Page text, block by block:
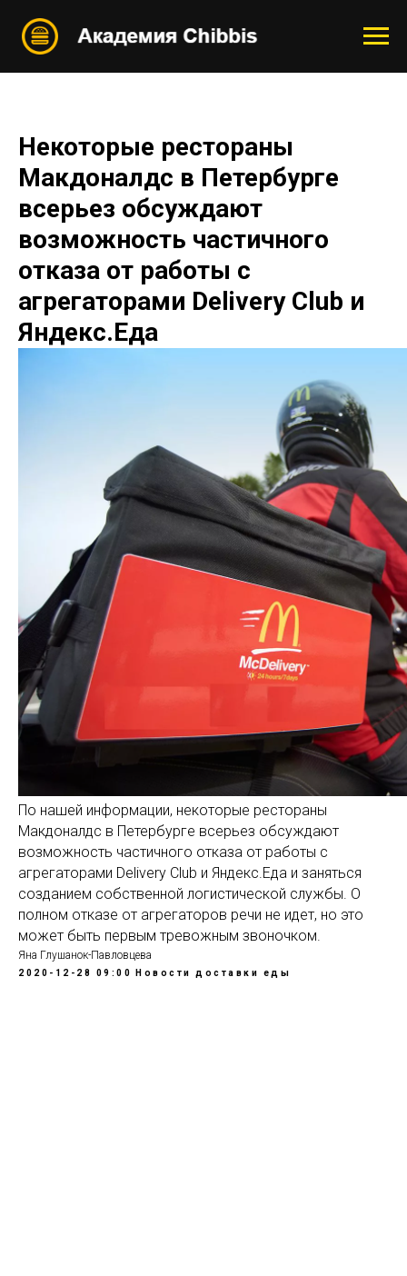
Некоторые рестораны
Макдоналдс в Петербурге
всерьез обсуждают
возможность частичного
отказа от работы с
агрегаторами Delivery Club и
Яндекс.Еда
По нашей информации, некоторые рестораны
Макдоналдс в Петербурге всерьез обсуждают
возможность частичного отказа от работы с
агрегаторами Delivery Club и Яндекс.Еда и заняться
созданием собственной логистической службы. О
полном отказе от агрегаторов речи не идет, но это
может быть первым тревожным звоночком.
Яна Глушанок-Павловцева
2020-12-28 09:00 Новости доставки еды